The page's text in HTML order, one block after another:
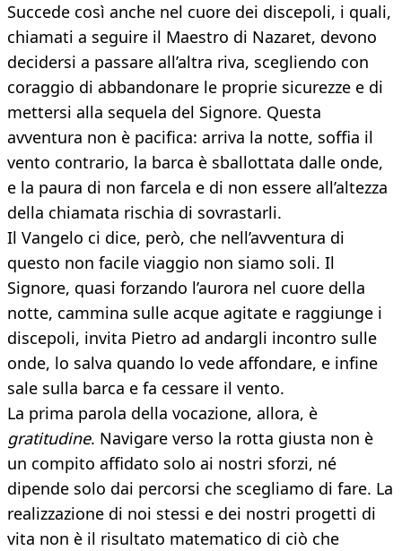
Succede così anche nel cuore dei discepoli, i quali,
chiamati a seguire il Maestro di Nazaret, devono
decidersi a passare all’altra riva, scegliendo con
coraggio di abbandonare le proprie sicurezze e di
mettersi alla sequela del Signore. Questa
avventura non è pacifica: arriva la notte, soffia il
vento contrario, la barca è sballottata dalle onde,
e la paura di non farcela e di non essere all’altezza
della chiamata rischia di sovrastarli.
Il Vangelo ci dice, però, che nell’avventura di
questo non facile viaggio non siamo soli. Il
Signore, quasi forzando l’aurora nel cuore della
notte, cammina sulle acque agitate e raggiunge i
discepoli, invita Pietro ad andargli incontro sulle
onde, lo salva quando lo vede affondare, e infine
sale sulla barca e fa cessare il vento.
La prima parola della vocazione, allora, è
gratitudine. Navigare verso la rotta giusta non è
un compito affidato solo ai nostri sforzi, né
dipende solo dai percorsi che scegliamo di fare. La
realizzazione di noi stessi e dei nostri progetti di
vita non è il risultato matematico di ciò che